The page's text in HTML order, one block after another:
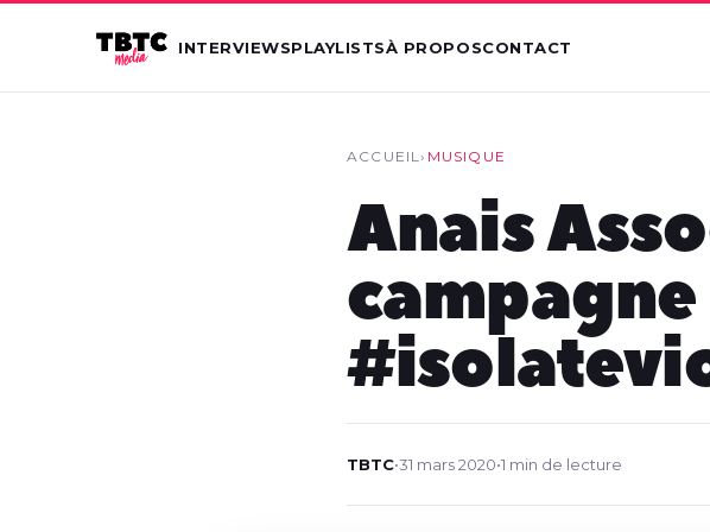
INTERVIEWSPLAYLISTSÀ PROPOSCONTACT
ACCUEIL› MUSIQUE
Anais
campagne
TBTC•31 mars 2020•1 min de lecture